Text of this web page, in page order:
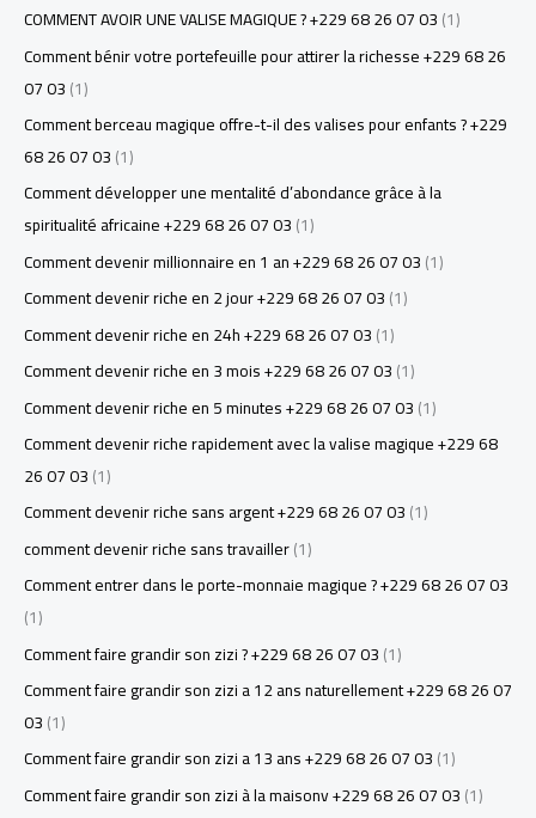
COMMENT AVOIR UNE VALISE MAGIQUE ? +229 68 26 07 03(1)
Comment bénir votre portefeuille pour attirer la richesse +229 68 26
07 03(1)
Comment berceau magique offre-t-il des valises pour enfants ? +229
68 26 07 03(1)
Comment développer une mentalité d’abondance grâce à la
spiritualité africaine +229 68 26 07 03(1)
Comment devenir millionnaire en 1 an +229 68 26 07 03(1)
Comment devenir riche en 2 jour +229 68 26 07 03(1)
Comment devenir riche en 24h +229 68 26 07 03(1)
Comment devenir riche en 3 mois +229 68 26 07 03(1)
Comment devenir riche en 5 minutes +229 68 26 07 03(1)
Comment devenir riche rapidement avec la valise magique +229 68
26 07 03(1)
Comment devenir riche sans argent +229 68 26 07 03(1)
comment devenir riche sans travailler(1)
Comment entrer dans le porte-monnaie magique ? +229 68 26 07 03
(1)
Comment faire grandir son zizi ? +229 68 26 07 03(1)
Comment faire grandir son zizi a 12 ans naturellement +229 68 26 07
03(1)
Comment faire grandir son zizi a 13 ans +229 68 26 07 03(1)
Comment faire grandir son zizi à la maisonv +229 68 26 07 03(1)